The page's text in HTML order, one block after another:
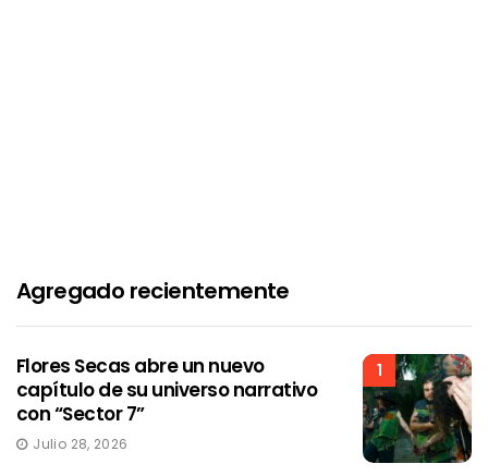
Agregado recientemente
1
Flores Secas abre un nuevo
capítulo de su universo narrativo
con “Sector 7”
Julio 28, 2026